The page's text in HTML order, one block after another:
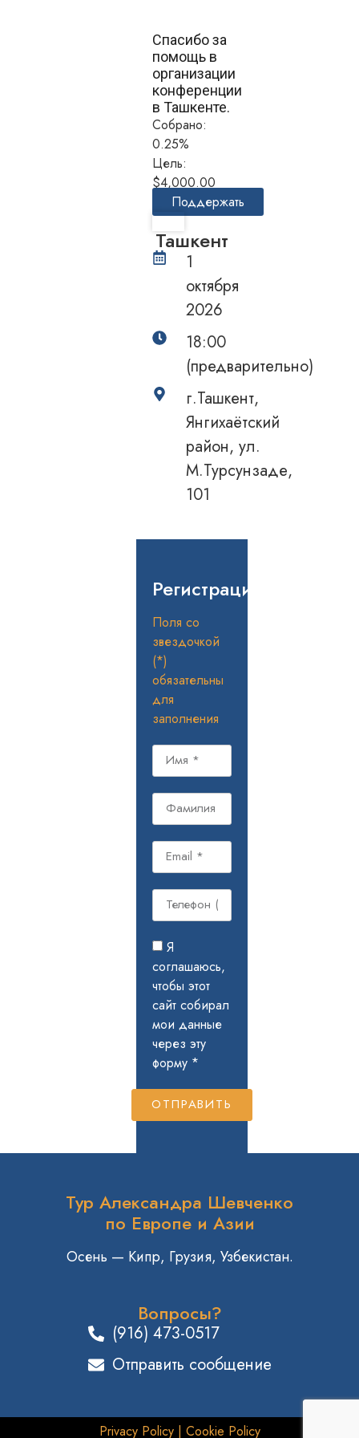
Спасибо за
помощь в
организации
конференции
в Ташкенте.
Собрано:
0.25%
Цель:
$4,000.00
Поддержать
Ташкент
1
oктября
2026
18:00
(предварительнo)
г.Ташкент,
Янгихаётский
район, ул.
М.Турсунзаде,
101
Регистрация
Поля со
звездочкой
(*)
обязательны
для
заполнения
Я
соглашаюсь,
чтобы этот
сайт собирал
мои данные
через эту
форму *
ОТПРАВИТЬ
Тур Александра Шевченко
по Европе и Азии
Осень — Кипр, Грузия, Узбекистан.
Вопросы?
(916) 473-0517
Отправить сообщение
Privacy Policy| Cookie Policy